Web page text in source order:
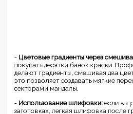
- Цветовые градиенты через
покупать десятки банок краски.
делают градиенты, смешивая два
это позволяет создавать мягкие
секторами мандалы.
- Использование шлифовки:если вы
заготовках, легкая шлифовка после